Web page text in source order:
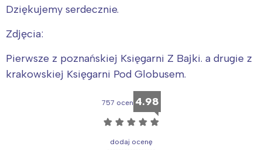
Dziękujemy serdecznie.
Zdjęcia:
Pierwsze z poznańskiej Księgarni Z Bajki. a drugie z
krakowskiej Księgarni Pod Globusem.
757 ocen 4.98
☆ ☆ ☆ ☆ ☆
dodaj ocenę